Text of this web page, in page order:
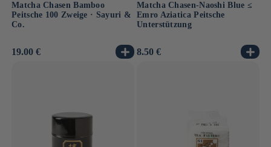
Matcha Chasen Bamboo
Peitsche 100 Zweige · Sayuri &
Co.
Normaler
19.00 €
Matcha Chasen-Naoshi Blue ≤
Emro Aziatica Peitsche
Unterstützung
Normaler
8.50 €